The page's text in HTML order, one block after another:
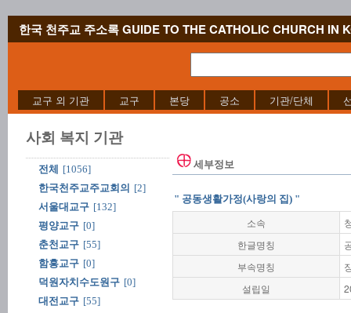
한국 천주교 주소록 GUIDE TO THE CATHOLIC CHURCH IN
교구 외 기관 교구 본당 공소 기관/단체
사회 복지 기관
전체
[1056]
한국천주교주교회의 [2]
서울대교구 [132]
평양교구 [0]
춘천교구 [55]
함흥교구 [0]
덕원자치수도원구 [0]
대전교구 [55]
세부정보
" 공동생활가정(사랑의 집) "
소속
한글명칭
부속명칭
설립일